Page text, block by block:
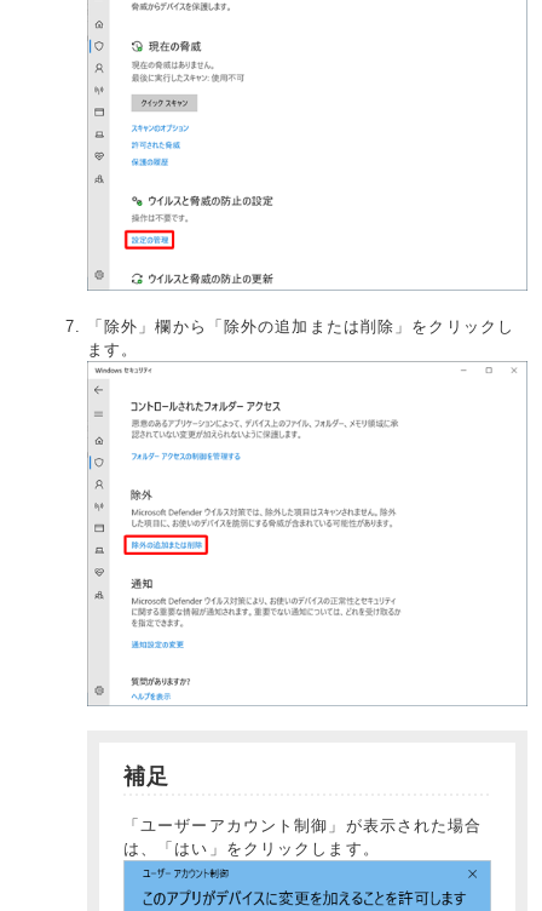
「除外」欄から「除外の追加または削除」をクリックし
ます。
補足
「ユーザーアカウント制御」が表示された場合
は、「はい」をクリックします。